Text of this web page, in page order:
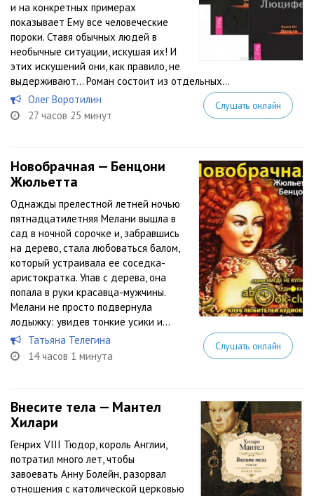
и на конкретных примерах
показывает Ему все человеческие
пороки. Ставя обычных людей в
необычные ситуации, искушая их! И
этих искушений они, как правило, не
выдерживают… Роман состоит из отдельных...
Олег Воротилин
27 часов 25 минут
Слушать онлайн
Новобрачная — Бенцони
Жюльетта
Однажды прелестной летней ночью
пятнадцатилетняя Мелани вышла в
сад в ночной сорочке и, забравшись
на дерево, стала любоваться балом,
который устраивала ее соседка-
аристократка. Упав с дерева, она
попала в руки красавца-мужчины.
Мелани не просто подвернула
лодыжку: увидев тонкие усики и...
Татьяна Телегина
14 часов 1 минута
Слушать онлайн
Внесите тела — Мантел
Хилари
Генрих VIII Тюдор, король Англии,
потратил много лет, чтобы
завоевать Анну Болейн, разорвал
отношения с католической церковью